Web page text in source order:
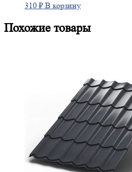
310 ₽ В корзину
Похожие товары